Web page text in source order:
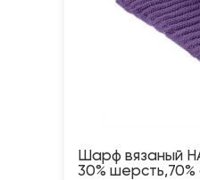
Шарф вязаный
30% шерсть,70%